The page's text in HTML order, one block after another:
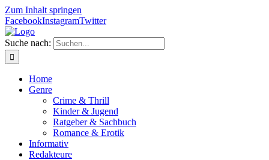
Zum Inhalt springen
FacebookInstagramTwitter
Suche nach:
Home
Genre
Crime & Thrill
Kinder & Jugend
Ratgeber & Sachbuch
Romance & Erotik
Informativ
Redakteure